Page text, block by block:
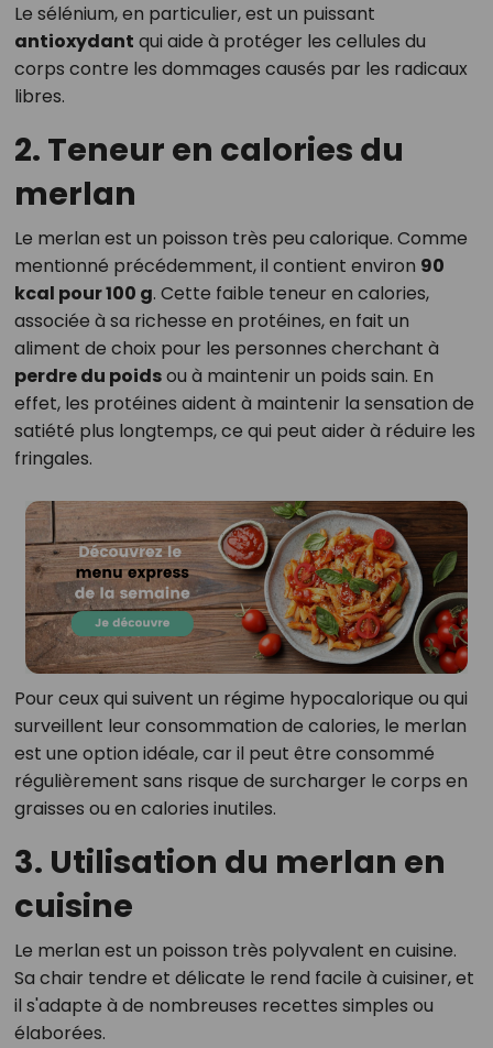
Le sélénium, en particulier, est un puissant
antioxydant qui aide à protéger les cellules du
corps contre les dommages causés par les radicaux
libres.
2. Teneur en calories du
merlan
Le merlan est un poisson très peu calorique. Comme
mentionné précédemment, il contient environ 90
kcal pour 100 g. Cette faible teneur en calories,
associée à sa richesse en protéines, en fait un
aliment de choix pour les personnes cherchant à
perdre du poidsou à maintenir un poids sain. En
effet, les protéines aident à maintenir la sensation de
satiété plus longtemps, ce qui peut aider à réduire les
fringales.
Pour ceux qui suivent un régime hypocalorique ou qui
surveillent leur consommation de calories, le merlan
est une option idéale, car il peut être consommé
régulièrement sans risque de surcharger le corps en
graisses ou en calories inutiles.
3. Utilisation du merlan en
cuisine
Le merlan est un poisson très polyvalent en cuisine.
Sa chair tendre et délicate le rend facile à cuisiner, et
il s'adapte à de nombreuses recettes simples ou
élaborées.